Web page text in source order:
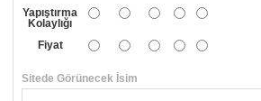
Yapıştırma
Kolaylığı
Fiyat
Sitede Görünecek İsim